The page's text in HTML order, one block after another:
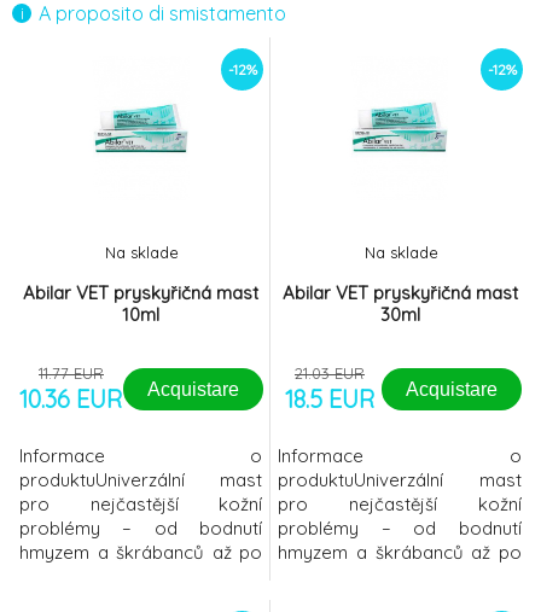
A proposito di smistamento
-12%
Abilar VET pryskyřičná mast
10ml
Na sklade
11.77 EUR
10.36 EUR Acquistare
Informace o
produktuUniverzální mast
pro nejčastější kožní
problémy – od bodnutí
hmyzem a škrábanců až po
-12%
Abilar VET pryskyřičná mast
30ml
Na sklade
21.03 EUR
18.5 EUR Acquistare
Informace o
produktuUniverzální mast
pro nejčastější kožní
problémy – od bodnutí
hmyzem a škrábanců až po